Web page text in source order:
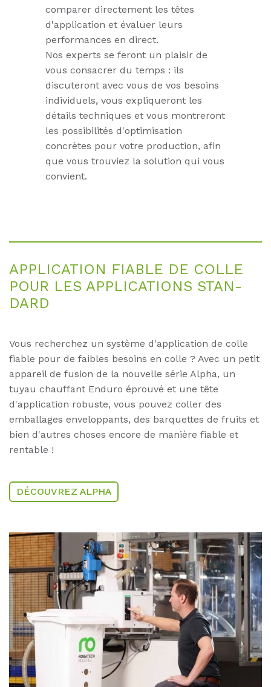
comparer directement les têtes
d'application et évaluer leurs
performances en direct.
Nos experts se feront un plaisir de
vous consacrer du temps : ils
discuteront avec vous de vos besoins
individuels, vous expliqueront les
détails techniques et vous montreront
les possibilités d'optimisation
concrètes pour votre production, afin
que vous trouviez la solution qui vous
convient.
AP­P­LI­CA­TI­ON FIA­BLE DE COL­LE
POUR LES AP­P­LI­CA­TI­ONS STAN­
DARD
Vous recherchez un système d'application de colle
fiable pour de faibles besoins en colle ? Avec un petit
appareil de fusion de la nouvelle série Alpha, un
tuyau chauffant Enduro éprouvé et une tête
d'application robuste, vous pouvez coller des
emballages enveloppants, des barquettes de fruits et
bien d'autres choses encore de manière fiable et
rentable !
DÉCOUVREZ ALPHA